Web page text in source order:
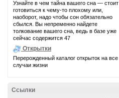
Узнайте в чем тайна вашего сна — стоит
готовиться к чему-то плохому или,
наоборот, надо чтобы сон обязательно
сбылся. Вы непременно найдете
толкование вашего сна, ведь в базе уже
сейчас содержится 47
Открытки
Перерожденный каталог открыток на все
случаи жизни
Ссылки